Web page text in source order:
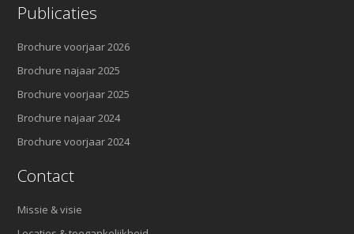
Publicaties
Brochure voorjaar 2026
Brochure najaar 2025
Brochure voorjaar 2025
Brochure najaar 2024
Brochure voorjaar 2024
Contact
Missie & visie